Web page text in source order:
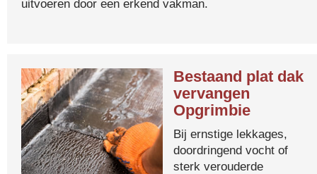
uitvoeren door een erkend vakman.
Bestaand plat dak
vervangen
Opgrimbie
Bij ernstige lekkages,
doordringend vocht of
sterk verouderde